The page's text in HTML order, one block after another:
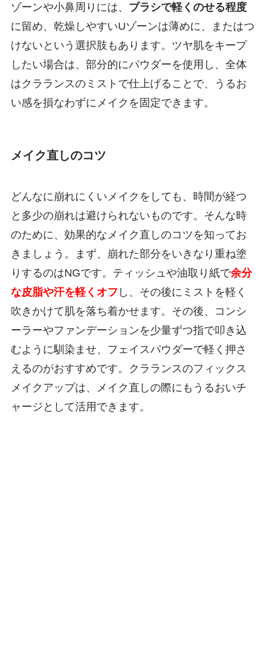
ゾーンや小鼻周りには、 ブラシで軽くのせる程度
に留め、乾燥しやすいUゾーンは薄めに、またはつ
けないという選択肢もあります。ツヤ肌をキープ
したい場合は、部分的にパウダーを使用し、全体
はクラランスのミストで仕上げることで、うるお
い感を損なわずにメイクを固定できます。
メイク直しのコツ
どんなに崩れにくいメイクをしても、時間が経つ
と多少の崩れは避けられないものです。そんな時
のために、効果的なメイク直しのコツを知ってお
きましょう。まず、崩れた部分をいきなり重ね塗
りするのはNGです。ティッシュや油取り紙で余分
な皮脂や汗を軽くオフ し、その後にミストを軽く
吹きかけて肌を落ち着かせます。その後、コンシ
ーラーやファンデーションを少量ずつ指で叩き込
むように馴染ませ、フェイスパウダーで軽く押さ
えるのがおすすめです。クラランスのフィックス
メイクアップは、メイク直しの際にもうるおいチ
ャージとして活用できます。